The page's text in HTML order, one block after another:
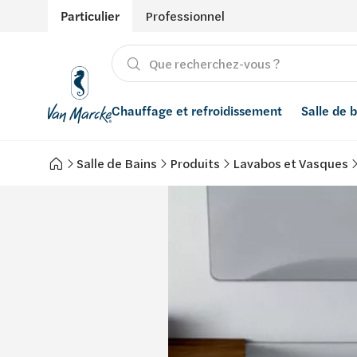
Particulier Professionnel
Chauffage et refroidissement
Chauffage
Salle de
Produits
Énergies renouvelables
Adoucisseurs d’eau
Salle de Bains Produits Lavabos et Vasques